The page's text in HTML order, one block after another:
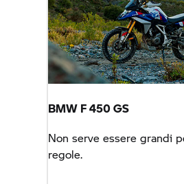
BMW F 450 GS
Non serve essere grandi
regole.